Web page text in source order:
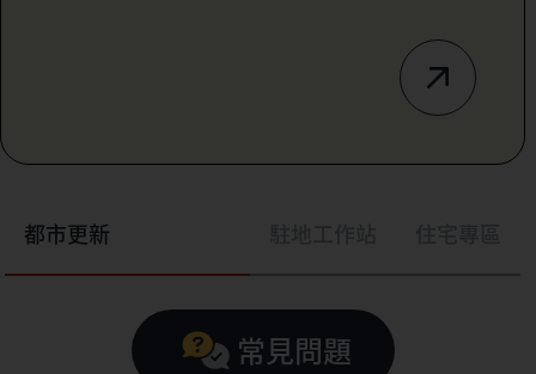
都市更新
常見問題